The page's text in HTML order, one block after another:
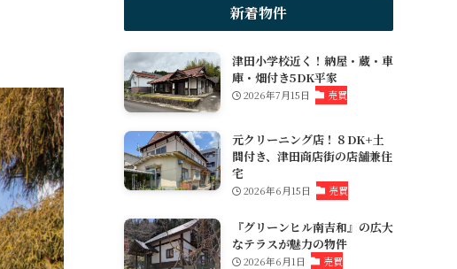
新着物件
津田小学校近く！納屋・蔵・車
庫・畑付き5DK平家
2026年7月15日 売買
元クリーニング店！８DK+土
間付き、津田商店街の店舗兼住
宅
2026年6月15日 売買
『グリーンヒル南吉和』の広大
なテラスが魅力の物件
2026年6月1日 売買